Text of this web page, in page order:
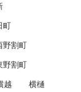
町
野割町
野割町
越
横樋